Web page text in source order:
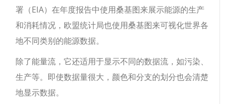
署（EIA）在年度报告中使用桑基图来展示能源的生产
和消耗情况，欧盟统计局也使用桑基图来可视化世界各
地不同类别的能源数据。
除了能量流，它还适用于显示不同的数据流，如污染、
生产等。即使数据量很大，颜色和分支的划分也会清楚
地显示数据。